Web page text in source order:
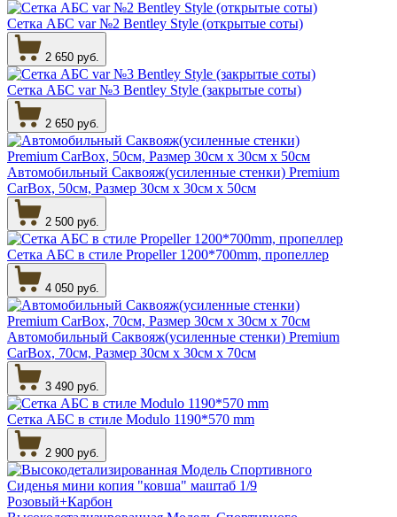
Сетка АБС var №2 Bentley Style (открытые соты)
2 650 руб.
Сетка АБС var №3 Bentley Style (закрытые соты)
2 650 руб.
Автомобильный Саквояж(усиленные стенки) Premium
CarBox, 50см, Размер 30см х 30см х 50см
2 500 руб.
Сетка АБС в стиле Propeller 1200*700mm, пропеллер
4 050 руб.
Автомобильный Саквояж(усиленные стенки) Premium
CarBox, 70см, Размер 30см х 30см х 70см
3 490 руб.
Сетка АБС в стиле Modulo 1190*570 mm
2 900 руб.